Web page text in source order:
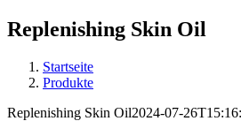
Replenishing Skin Oil
Startseite
Produkte
Replenishing Skin Oil2024-07-